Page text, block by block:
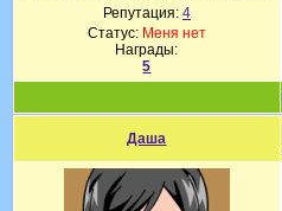
Репутация: 4
Статус: Меня нет
Награды:
5
Даша